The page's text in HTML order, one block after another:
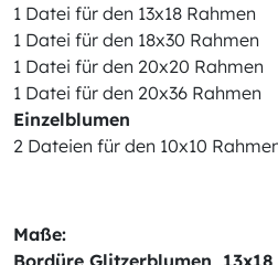
1 Datei für den 13x18 Rahmen
1 Datei für den 18x30 Rahmen
1 Datei für den 20x20 Rahmen
1 Datei für den 20x36 Rahmen
Einzelblumen
2 Dateien für den 10x10
Maße:
Bordüre Glitzerblumen, 13x18